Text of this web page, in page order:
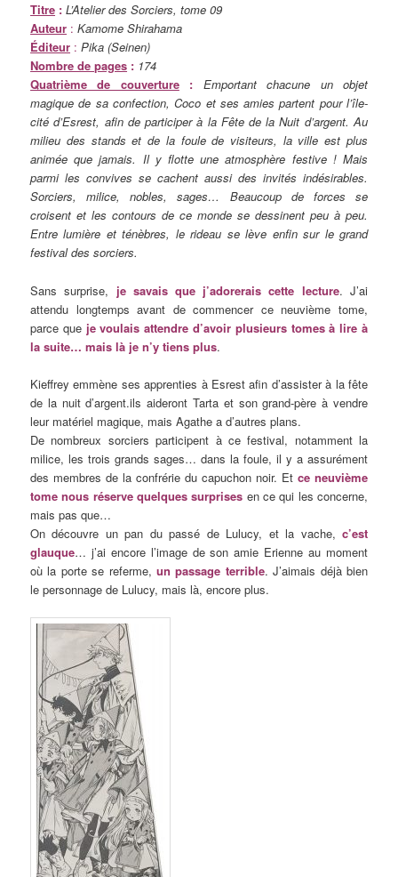
Titre : L’Atelier des Sorciers, tome 09
Auteur :Kamome Shirahama
Éditeur : Pika (Seinen)
Nombre de pages : 174
Quatrième de couverture: Emportant chacune un objet
magique de sa confection, Coco et ses amies partent pour l’île-
cité d’Esrest, afin de participer à la Fête de la Nuit d’argent. Au
milieu des stands et de la foule de visiteurs, la ville est plus
animée que jamais. Il y flotte une atmosphère festive ! Mais
parmi les convives se cachent aussi des invités indésirables.
Sorciers, milice, nobles, sages… Beaucoup de forces se
croisent et les contours de ce monde se dessinent peu à peu.
Entre lumière et ténèbres, le rideau se lève enfin sur le grand
festival des sorciers.
Sans surprise, je savais que j’adorerais cette lecture. J’ai
attendu longtemps avant de commencer ce neuvième tome,
parce queje voulais attendre d’avoir plusieurs tomes à lire à
la suite… mais là je n’y tiens plus.
Kieffrey emmène ses apprenties à Esrest afin d’assister à la fête
de la nuit d’argent.ils aideront Tarta et son grand-père à vendre
leur matériel magique, mais Agathe a d’autres plans.
De nombreux sorciers participent à ce festival, notamment la
milice, les trois grands sages… dans la foule, il y a assurément
des membres de la confrérie du capuchon noir. Et ce neuvième
tome nous réserve quelques surprises en ce qui les concerne,
mais pas que…
On découvre un pan du passé de Lulucy, et la vache, c’est
glauque… j’ai encore l’image de son amie Erienne au moment
où la porte se referme, un passage terrible. J’aimais déjà bien
le personnage de Lulucy, mais là, encore plus.